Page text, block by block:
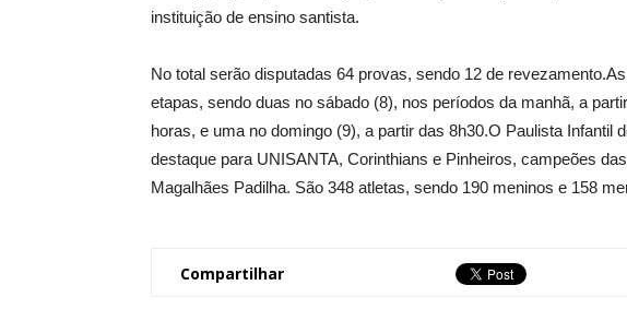
instituição de ensino santista.
No total serão disputadas 64 provas, sendo 12 de
etapas, sendo duas no sábado (8), nos períodos da manhã, a
horas, e uma no domingo (9), a partir das 8h30.O Paulista Infantil
destaque para UNISANTA, Corinthians e Pinheiros, campeões
Magalhães Padilha. São 348 atletas, sendo 190 meninos e 158
Compartilhar